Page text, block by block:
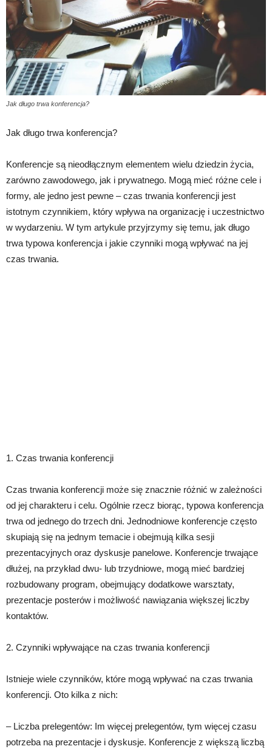
Jak długo trwa konferencja?
Jak długo trwa konferencja?
Konferencje są nieodłącznym elementem wielu dziedzin życia,
zarówno zawodowego, jak i prywatnego. Mogą mieć różne cele i
formy, ale jedno jest pewne – czas trwania konferencji jest
istotnym czynnikiem, który wpływa na organizację i uczestnictwo
w wydarzeniu. W tym artykule przyjrzymy się temu, jak długo
trwa typowa konferencja i jakie czynniki mogą wpływać na jej
czas trwania.
1. Czas trwania konferencji
Czas trwania konferencji może się znacznie różnić w zależności
od jej charakteru i celu. Ogólnie rzecz biorąc, typowa konferencja
trwa od jednego do trzech dni. Jednodniowe konferencje często
skupiają się na jednym temacie i obejmują kilka sesji
prezentacyjnych oraz dyskusje panelowe. Konferencje trwające
dłużej, na przykład dwu- lub trzydniowe, mogą mieć bardziej
rozbudowany program, obejmujący dodatkowe warsztaty,
prezentacje posterów i możliwość nawiązania większej liczby
kontaktów.
2. Czynniki wpływające na czas trwania konferencji
Istnieje wiele czynników, które mogą wpływać na czas trwania
konferencji. Oto kilka z nich:
– Liczba prelegentów: Im więcej prelegentów, tym więcej czasu
potrzeba na prezentacje i dyskusje. Konferencje z większą liczbą